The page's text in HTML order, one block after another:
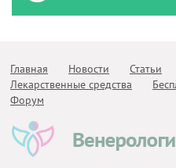
Главная Новости Статьи
Лекарственные средства
Форум